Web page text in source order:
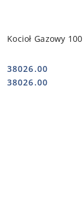
Kocioł Gazowy
Cena:
38026.00
Cena:
38026.00